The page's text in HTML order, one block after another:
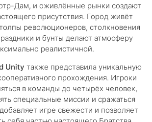
Дам, и оживлённые рынки создают
присутствия. Город живёт
революционеров, столкновения
и бунты делают атмосферу
реалистичной.
Unity также представила уникальную
прохождения. Игроки
в команды до четырёх человек,
специальные миссии и сражаться
игре свежести и позволяет